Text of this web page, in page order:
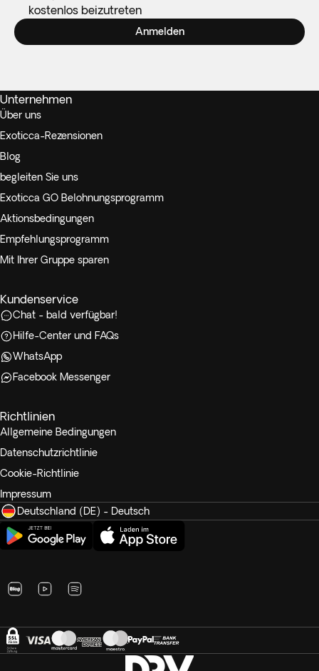
kostenlos beizutreten
Anmelden
Unternehmen
Über uns
Exoticca-Rezensionen
Blog
begleiten Sie uns
Exoticca GO Belohnungsprogramm
Aktionsbedingungen
Empfehlungsprogramm
Mit Ihrer Gruppe sparen
Kundenservice
Chat - bald verfügbar!
Hilfe-Center und FAQs
WhatsApp
Facebook Messenger
Richtlinien
Allgemeine Bedingungen
Datenschutzrichtlinie
Cookie-Richtlinie
Impressum
Deutschland (DE) - Deutsch